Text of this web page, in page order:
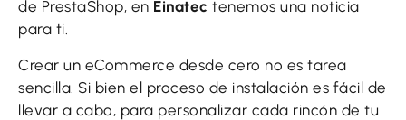
de PrestaShop, en Einatec tenemos una noticia
para ti.
Crear un eCommerce desde cero no es tarea
sencilla. Si bien el proceso de instalación es fácil de
llevar a cabo, para personalizar cada rincón de tu